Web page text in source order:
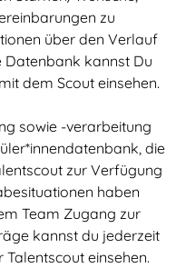
zu
über den Verlauf
Datenbank kannst Du
dem Scout einsehen.
sowie -verarbeitung
die
zur Verfügung
haben
Team Zugang zur
kannst du jederzeit
einsehen.